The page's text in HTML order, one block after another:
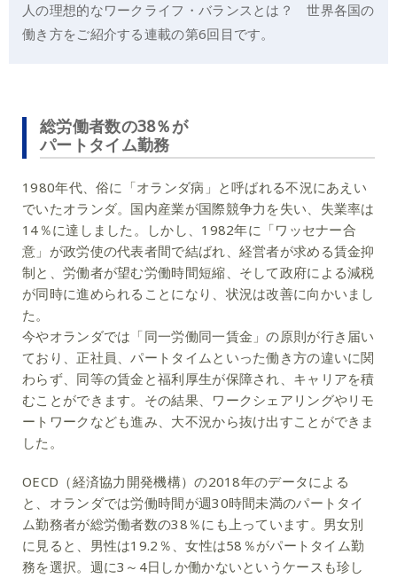
人の理想的なワークライフ・バランスとは？ 世界各国の
働き方をご紹介する連載の第6回目です。
総労働者数の38％が
パートタイム勤務
1980年代、俗に「オランダ病」と呼ばれる不況にあえい
でいたオランダ。国内産業が国際競争力を失い、失業率は
14％に達しました。しかし、1982年に「ワッセナー合
意」が政労使の代表者間で結ばれ、経営者が求める賃金抑
制と、労働者が望む労働時間短縮、そして政府による減税
が同時に進められることになり、状況は改善に向かいまし
た。
今やオランダでは「同一労働同一賃金」の原則が行き届い
ており、正社員、パートタイムといった働き方の違いに関
わらず、同等の賃金と福利厚生が保障され、キャリアを積
むことができます。その結果、ワークシェアリングやリモ
ートワークなども進み、大不況から抜け出すことができま
した。
OECD（経済協力開発機構）の2018年のデータによる
と、オランダでは労働時間が週30時間未満のパートタイ
ム勤務者が総労働者数の38％にも上っています。男女別
に見ると、男性は19.2％、女性は58％がパートタイム勤
務を選択。週に3～4日しか働かないというケースも珍し